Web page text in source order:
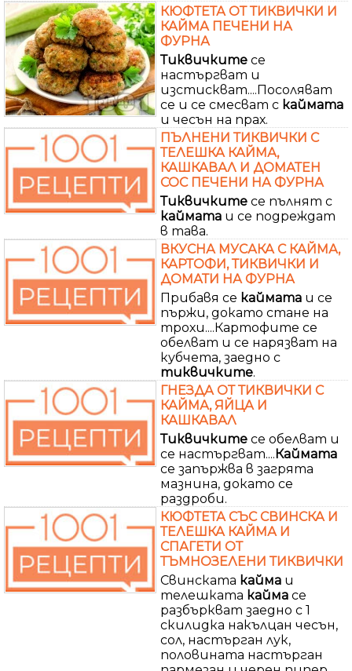
КЮФТЕТА ОТ ТИКВИЧКИ И
КАЙМА ПЕЧЕНИ НА
ФУРНА
Тиквичките се
настъргват и
изстискват....Посоляват
се и се смесват с каймата
и чесън на прах.
ПЪЛНЕНИ ТИКВИЧКИ С
ТЕЛЕШКА КАЙМА,
КАШКАВАЛ И ДОМАТЕН
СОС ПЕЧЕНИ НА ФУРНА
Тиквичките се пълнят с
каймата и се подреждат
в тава.
ВКУСНА МУСАКА С КАЙМА,
КАРТОФИ, ТИКВИЧКИ И
ДОМАТИ НА ФУРНА
Прибавя се каймата и се
пържи, докато стане на
трохи....Картофите се
обелват и се нарязват на
кубчета, заедно с
тиквичките.
ГНЕЗДА ОТ ТИКВИЧКИ С
КАЙМА, ЯЙЦА И
КАШКАВАЛ
Тиквичките се обелват и
се настъргват....Каймата
се запържва в загрята
мазнина, докато се
раздроби.
КЮФТЕТА СЪС СВИНСКА И
ТЕЛЕШКА КАЙМА И
СПАГЕТИ ОТ
ТЪМНОЗЕЛЕНИ ТИКВИЧКИ
Свинската кайма и
телешката кайма се
разбъркват заедно с 1
скилидка накълцан чесън,
сол, настърган лук,
половината настърган